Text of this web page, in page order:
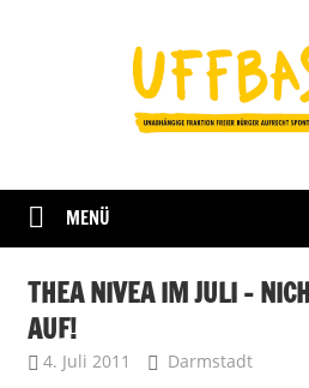
Darmstadt
MENÜ
THEA NIVEA IM JULI –
AUF!
4. Juli 2011 Kerstin
Darmstadt